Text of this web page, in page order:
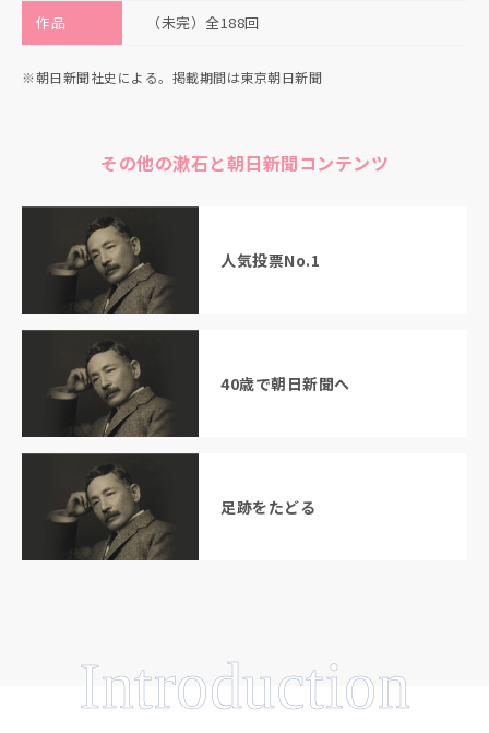
作品 （未完）全188回
※朝日新聞社史による。掲載期間は東京朝日新聞
その他の漱石と朝日新聞コンテンツ
人気投票No.1
40歳で朝日新聞へ
足跡をたどる
Introduction